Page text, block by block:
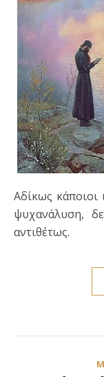
Αδίκως κάποιοι ιερείς φοβούνται και πολεμούν την
ψυχανάλυση,
αντιθέτως.